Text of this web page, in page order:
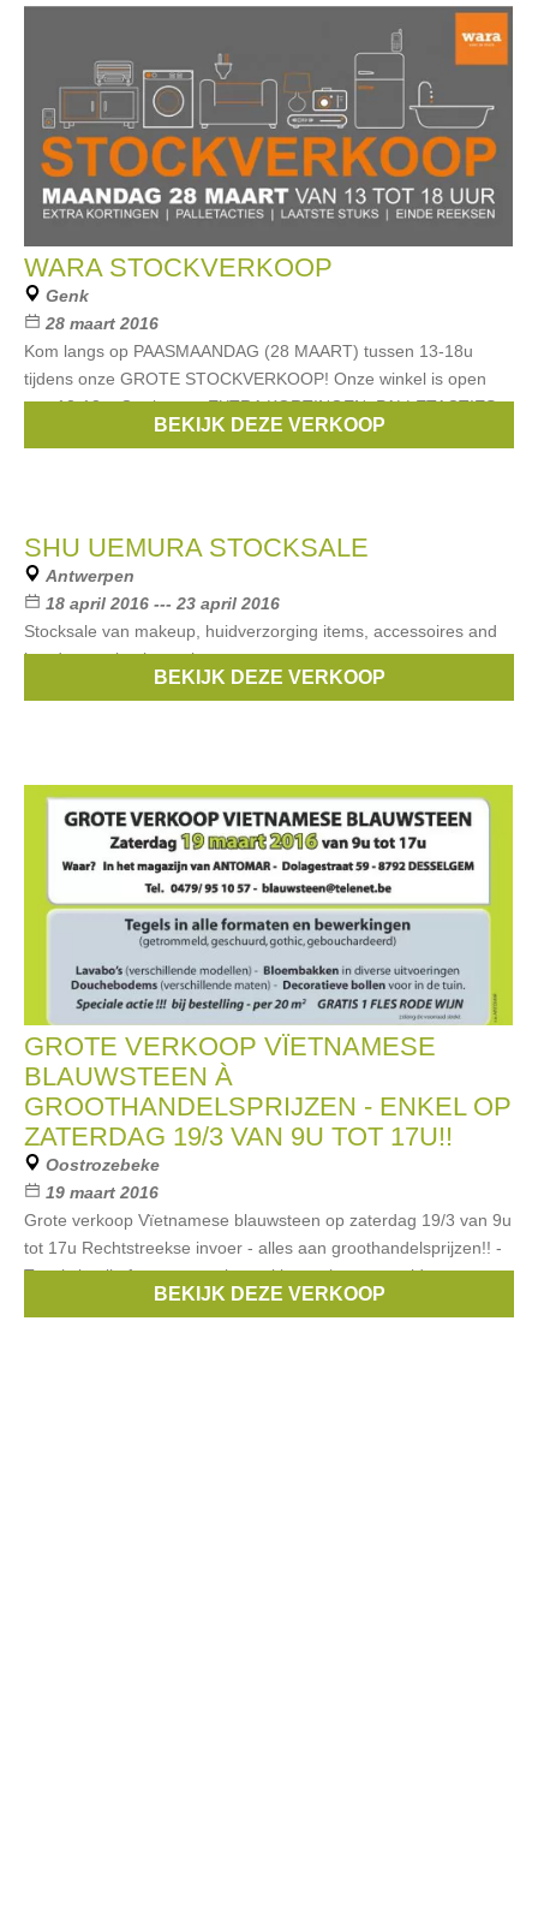
WARA STOCKVERKOOP
Genk
28 maart 2016
Kom langs op PAASMAANDAG (28 MAART) tussen 13-18u
tijdens onze GROTE STOCKVERKOOP! Onze winkel is open
van 13-18u. Geniet van EXTRA KORTINGEN, PALLETACTIES,
LAATSTE STUKS, EINDE REEKSEN, ...
BEKIJK DEZE VERKOOP
SHU UEMURA STOCKSALE
Antwerpen
18 april 2016 --- 23 april 2016
Stocksale van makeup, huidverzorging items, accessoires and
handgemaakte borstels.
Shu Uemura
BEKIJK DEZE VERKOOP
GROTE VERKOOP VÏETNAMESE
BLAUWSTEEN À
GROOTHANDELSPRIJZEN - ENKEL OP
ZATERDAG 19/3 VAN 9U TOT 17U!!
Oostrozebeke
19 maart 2016
Grote verkoop Vïetnamese blauwsteen op zaterdag 19/3 van 9u
tot 17u Rechtstreekse invoer - alles aan groothandelsprijzen!! -
Tegels in alle formaten en bewerkingen (getrommeld,
geschuurd, gothic,BEKIJK DEZE VERKOOP